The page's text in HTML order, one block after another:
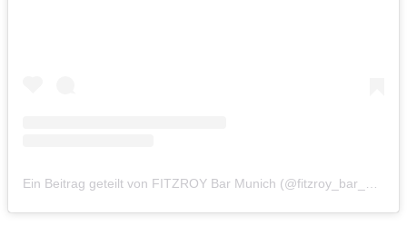
Ein Beitrag geteilt von FITZROY Bar Munich (@fitzroy_bar_muc)